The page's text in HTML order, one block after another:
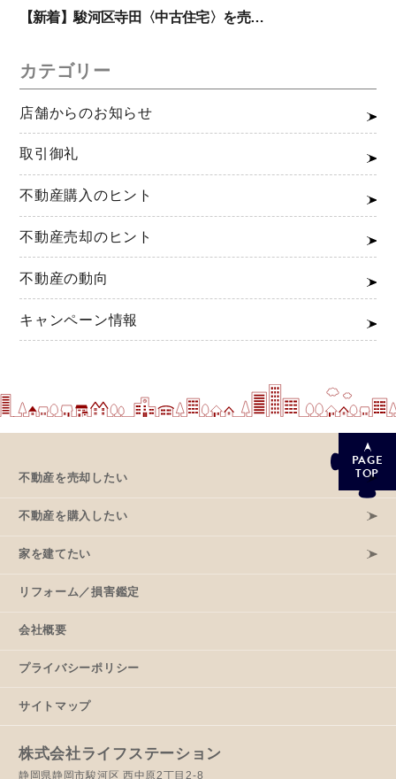
【新着】駿河区寺田〈中古住宅〉を売…
カテゴリー
店舗からのお知らせ
取引御礼
不動産購入のヒント
不動産売却のヒント
不動産の動向
キャンペーン情報
PAGE
TOP
不動産を売却したい
不動産を購入したい
家を建てたい
リフォーム／損害鑑定
会社概要
プライバシーポリシー
サイトマップ
株式会社ライフステーション
静岡県静岡市駿河区 西中原2丁目2-8